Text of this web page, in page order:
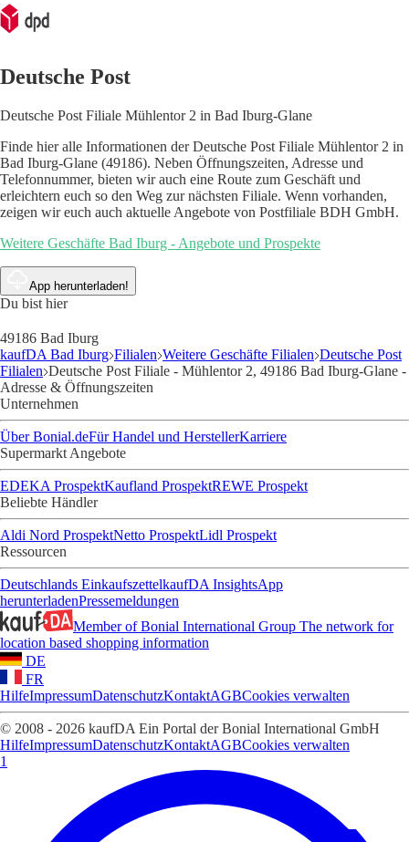
Deutsche Post
Deutsche Post Filiale Mühlentor 2 in Bad Iburg-Glane
Finde hier alle Informationen der Deutsche Post Filiale Mühlentor 2 in
Bad Iburg-Glane (49186). Neben Öffnungszeiten, Adresse und
Telefonnummer, bieten wir auch eine Route zum Geschäft und
erleichtern euch so den Weg zur nächsten Filiale. Wenn vorhanden,
zeigen wir euch auch aktuelle Angebote von Postfiliale BDH GmbH.
Weitere Geschäfte Bad Iburg - Angebote und Prospekte
App herunterladen!
Du bist hier
49186 Bad Iburg
kaufDA Bad Iburg Filialen Weitere Geschäfte Filialen Deutsche Post
Filialen Deutsche Post Filiale - Mühlentor 2, 49186 Bad Iburg-Glane -
Adresse & Öffnungszeiten
Unternehmen
Über Bonial.deFür Handel und HerstellerKarriere
Supermarkt Angebote
EDEKA ProspektKaufland ProspektREWE Prospekt
Beliebte Händler
Aldi Nord ProspektNetto ProspektLidl Prospekt
Ressourcen
Deutschlands EinkaufszettelkaufDA InsightsApp
herunterladenPressemeldungen
Member of Bonial International Group The network for
location based shopping information
DE
FR
HilfeImpressumDatenschutzKontaktAGBCookies verwalten
© 2008 - 2026 kaufDA Ein Portal der Bonial International GmbH
HilfeImpressumDatenschutzKontaktAGBCookies verwalten
1